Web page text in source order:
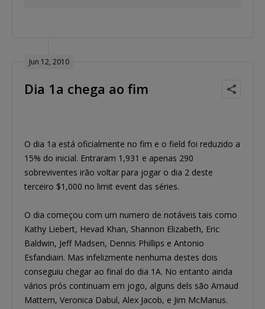
Jun 12, 2010
Dia 1a chega ao fim
O dia 1a está oficialmente no fim e o field foi reduzido a
15% do inicial. Entraram 1,931 e apenas 290
sobreviventes irão voltar para jogar o dia 2 deste
terceiro $1,000 no limit event das séries.
O dia começou com um numero de notáveis tais como
Kathy Liebert, Hevad Khan, Shannon Elizabeth, Eric
Baldwin, Jeff Madsen, Dennis Phillips e Antonio
Esfandiairi. Mas infelizmente nenhuma destes dois
conseguiu chegar ao final do dia 1A. No entanto ainda
vários prós continuam em jogo, alguns dels são Arnaud
Mattern, Veronica Dabul, Alex Jacob, e Jim McManus.